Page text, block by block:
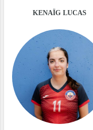
KENAÏG LUCAS